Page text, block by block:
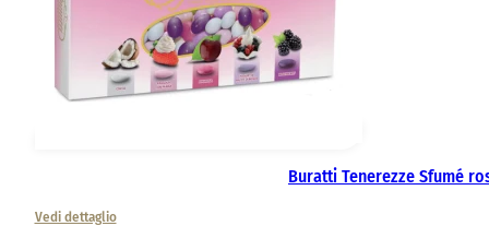
Buratti Tenerezze Sfumé
Vedi dettaglio